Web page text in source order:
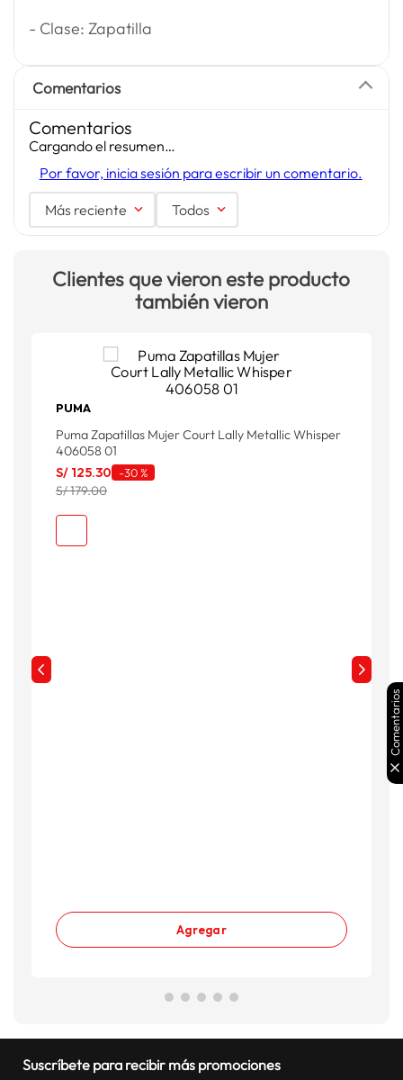
- Clase: Zapatilla
Comentarios
Comentarios
Cargando el resumen…
Por favor, inicia sesión para escribir un comentario.
Más reciente Todos
Clientes que vieron este producto
también vieron
PUMA
Puma Zapatillas Mujer Court Lally Metallic Whisper
406058 01
S/ 125.30 -30 %
S/ 179.00
Agregar
Suscríbete para recibir más promociones
Comentarios